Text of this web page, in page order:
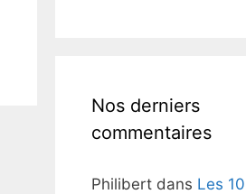
Nos derniers
commentaires
Philibert dans Les 10